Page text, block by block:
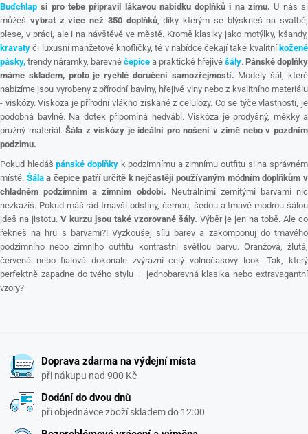
Buďchlapsi pro tebe připravil lákavou nabídku doplňků i na zimu. U nás si
můžeš vybrat z více než 350 doplňků, díky kterým se blýskneš na svatbě,
plese, v práci, ale i na návštěvě ve městě. Kromě klasiky jako motýlky, kšandy,
kravatyči luxusní manžetové knoflíčky, tě v nabídce čekají také kvalitní kožené
pásky, trendy náramky, barevné čepice a praktické hřejivé šály. Pánské doplňky
máme skladem, proto je rychlé doručení samozřejmostí. Modely šál, které
nabízíme jsou vyrobeny z přírodní bavlny, hřejivé vlny nebo z kvalitního materiálu
- viskózy. Viskóza je přírodní vlákno získané z celulózy. Co se týče vlastností, je
podobná bavlně. Na dotek připomíná hedvábí. Viskóza je prodyšný, měkký a
pružný materiál.Šála z viskózy je ideální pro nošení v zimě nebo v pozdním
podzimu.
Pokud hledášpánské doplňkyk podzimnímu a zimnímu outfitu si na správném
místě. Šála a čepice patří určitě k nejčastěji používaným módním doplňkům v
chladném podzimním a zimním období. Neutrálními zemitými barvami nic
nezkazíš. Pokud máš rád tmavší odstíny, černou, šedou a tmavě modrou šálou
jdeš na jistotu. V kurzu jsou také vzorované šály. Výběr je jen na tobě. Ale co
řekneš na hru s barvami?! Vyzkoušej sílu barev a zakomponuj do tmavého
podzimního nebo zimního outfitu kontrastní světlou barvu. Oranžová, žlutá,
červená nebo fialová dokonale zvýrazní celý volnočasový look. Tak, který
perfektně zapadne do tvého stylu – jednobarevná klasika nebo extravagantní
vzory?
Doprava zdarma na výdejní místa
při nákupu nad 900 Kč
Dodání do dvou dnů
při objednávce zboží skladem do 12:00